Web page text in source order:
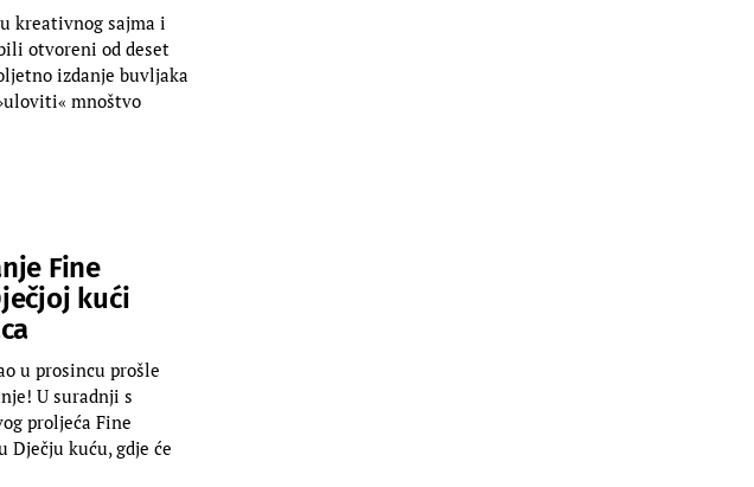
kreativnog sajma i
otvoreni od deset
izdanje buvljaka
mnoštvo
Fine
kući
u prosincu prošle
U suradnji s
proljeća Fine
Dječju kuću, gdje će